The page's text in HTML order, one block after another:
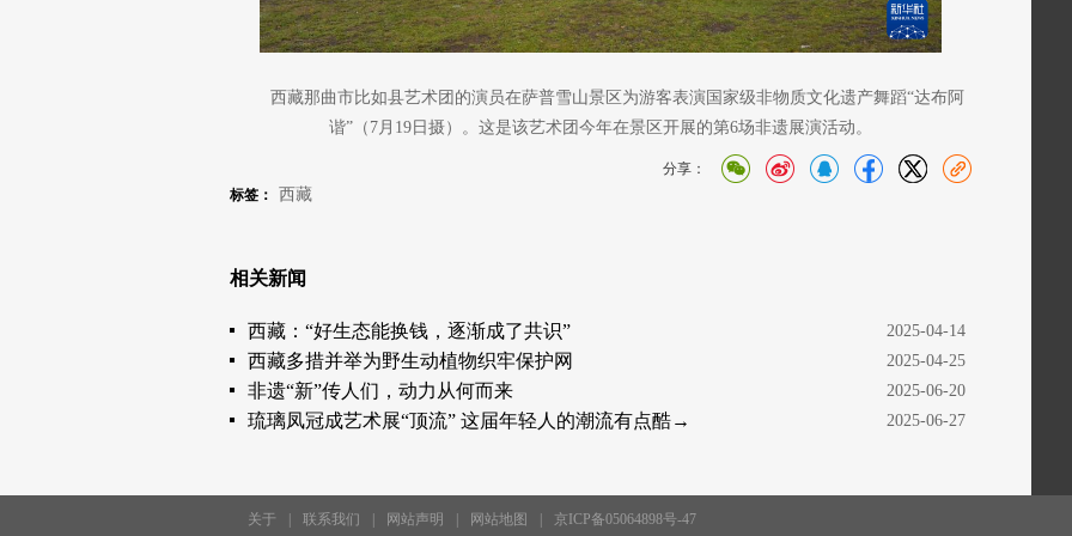
西藏那曲市比如县艺术团的演员在萨普雪山景区为游客表演国家级非物质文化遗产舞蹈“达布阿
谐”（7月19日摄）。这是该艺术团今年在景区开展的第6场非遗展演活动。
分享：
标签：
西藏
相关新闻
2025-04-14
西藏：“好生态能换钱，逐渐成了共识”
2025-04-25
西藏多措并举为野生动植物织牢保护网
2025-06-20
非遗“新”传人们，动力从何而来
2025-06-27
琉璃凤冠成艺术展“顶流” 这届年轻人的潮流有点酷→
关于 联系我们 网站声明 网站地图 京ICP备05064898号-47